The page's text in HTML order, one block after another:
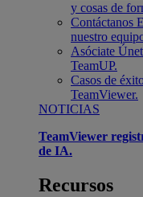
y cosas de
Contáctanos
nuestro
Asóciate
TeamUP.
Casos de
TeamViewer.
NOTICIAS
TeamViewer
de IA.
Recursos